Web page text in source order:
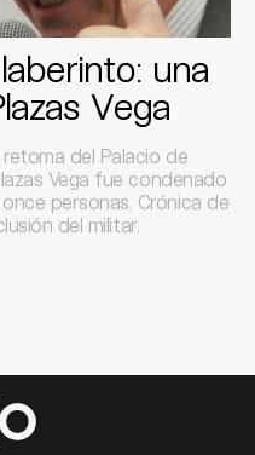
una
Vega
del Palacio de
Vega fue condenado
personas. Crónica de
del militar.